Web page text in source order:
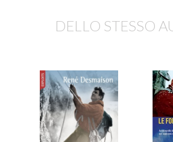
DELLO STESSO